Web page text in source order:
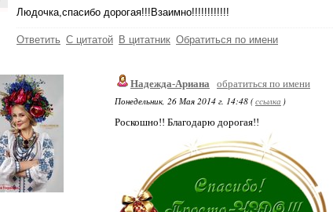
Людочка,спасибо дорогая!!!Взаимно!!!!!!!!!!!!
Ответить С цитатой В цитатник Обратиться по имени
Надежда-Ариана
обратиться по имени
Понедельник, 26 Мая 2014 г. 14:48 (ссылка )
Роскошно!! Благодарю дорогая!!